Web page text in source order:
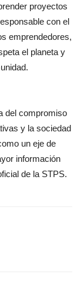
proyectos
con el
emprendedores,
el planeta y
del compromiso
y la sociedad
un eje de
información
de la STPS.